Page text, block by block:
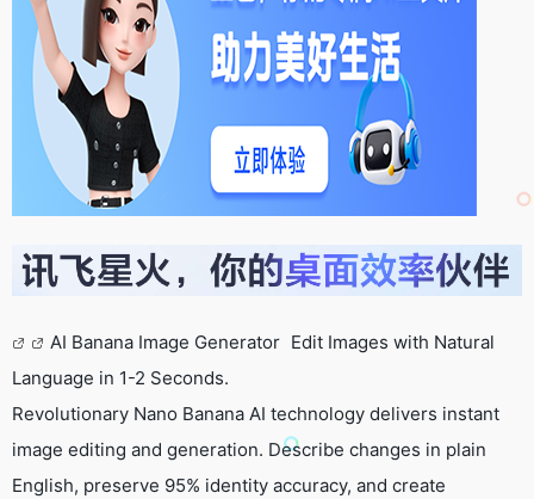
AI Banana Image Generator Edit Images with Natural
Language in 1-2 Seconds.
Revolutionary Nano Banana AI technology delivers instant
image editing and generation. Describe changes in plain
English, preserve 95% identity accuracy, and create